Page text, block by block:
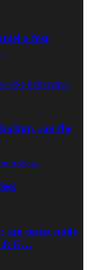
a fost
DSLRObiective
„on the
am testat noile
G…